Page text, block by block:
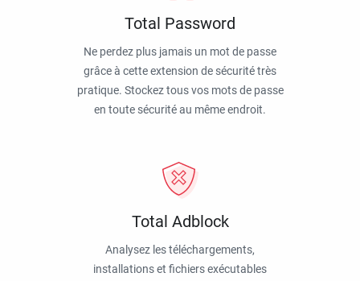
Total Password
Ne perdez plus jamais un mot de passe
grâce à cette extension de sécurité très
pratique. Stockez tous vos mots de passe
en toute sécurité au même endroit.
Total Adblock
Analysez les téléchargements,
installations et fichiers exécutables